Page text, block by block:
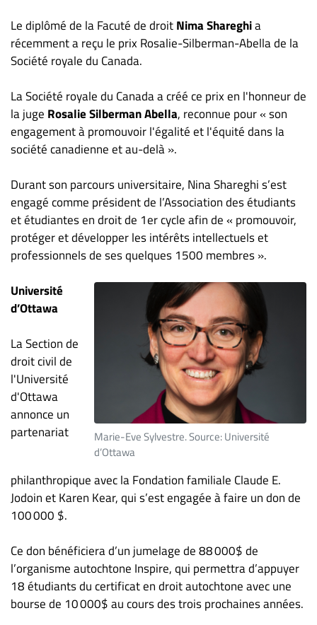
Le diplômé de la Facuté de droitNima Shareghia
récemment a reçu le prix Rosalie-Silberman-Abella de la
Société royale du Canada.
La Société royale du Canada a créé ce prix en l'honneur de
la juge Rosalie Silberman Abella, reconnue pour « son
engagement à promouvoir l'égalité et l'équité dans la
société canadienne et au-delà ».
Durant son parcours universitaire, Nina Shareghi s’est
engagé comme président de l’Association des étudiants
et étudiantes en droit de 1er cycle afin de « promouvoir,
protéger et développer les intérêts intellectuels et
professionnels de ses quelques 1500 membres ».
Marie-Eve Sylvestre. Source: Université
d’Ottawa
Université
d’Ottawa
La Section de
droit civil de
l'Université
d'Ottawa
annonce un
partenariat
philanthropique avec la Fondation familiale Claude E.
Jodoin et Karen Kear, qui s’est engagée à faire un don de
100 000 $.
Ce don bénéficiera d’un jumelage de 88 000$ de
l’organisme autochtone Inspire, qui permettra d’appuyer
18 étudiants du certificat en droit autochtone avec une
bourse de 10 000$ au cours des trois prochaines années.